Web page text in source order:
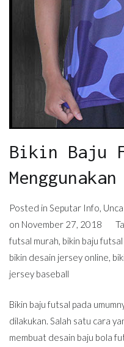
Bikin Baju
Posted in Seputar Info,
on November 27, 2018
futsal murah, bikin baju
bikin desain jersey online,
jersey baseball
Bikin baju futsal pada
dilakukan. Salah satu cara
membuat desain baju bola